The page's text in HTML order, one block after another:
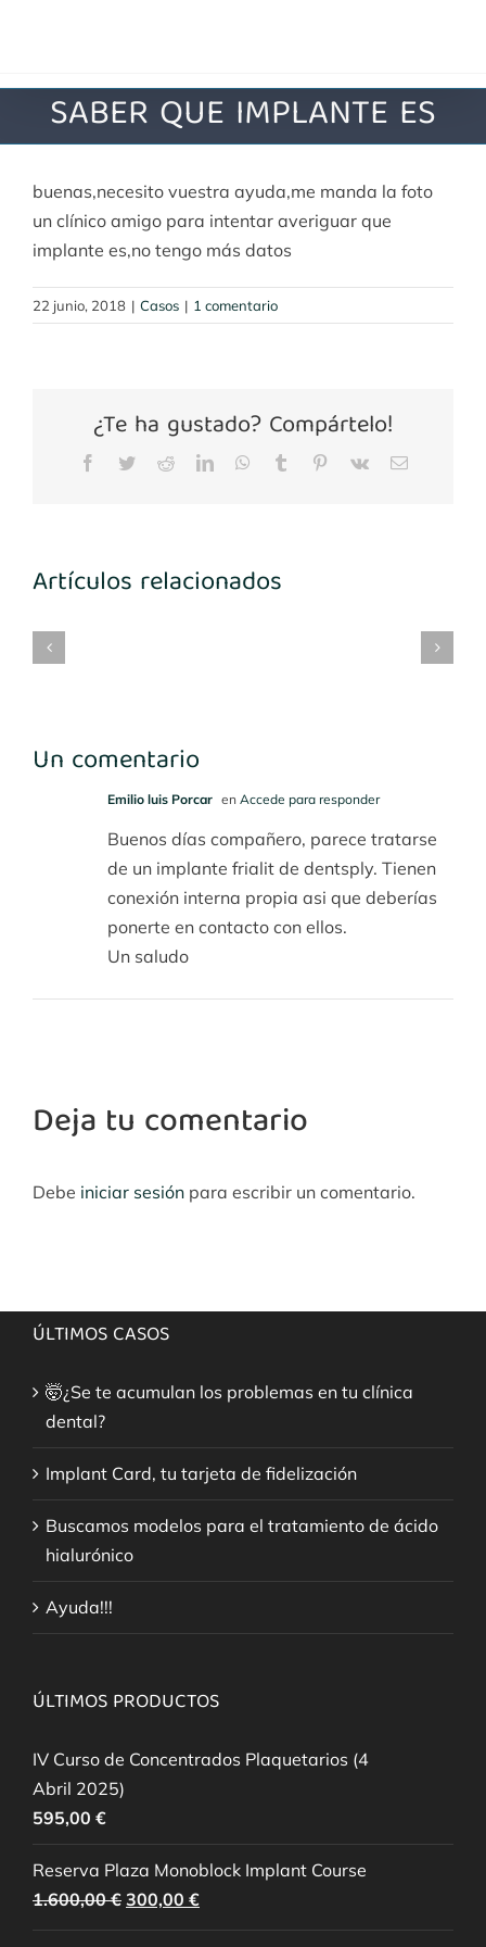
SABER QUE IMPLANTE ES
buenas,necesito vuestra ayuda,me manda la foto
un clínico amigo para intentar averiguar que
implante es,no tengo más datos
22 junio, 2018 | Casos | 1 comentario
¿Te ha gustado? Compártelo!
Facebook
TwitterRedditLinkedInWhatsApp
Tumblr Pinterest
Vk
Correo
Artículos relacionados
Implantes
Un comentario
Emilio luis Porcar en Accede para responder
Buenos días compañero, parece tratarse
de un implante frialit de dentsply. Tienen
conexión interna propia asi que deberías
ponerte en contacto con ellos.
Un saludo
Deja tu comentario
Debe iniciar sesión para escribir un comentario.
ÚLTIMOS CASOS
🤯¿Se te acumulan los problemas en tu clínica
dental?
Implant Card, tu tarjeta de fidelización
Buscamos modelos para el tratamiento de ácido
hialurónico
Ayuda!!!
ÚLTIMOS PRODUCTOS
IV Curso de Concentrados Plaquetarios (4
Abril 2025)
595,00 €
Reserva Plaza Monoblock Implant Course
1.600,00€ El
precio
300,00 €
precio